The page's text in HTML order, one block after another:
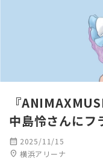
『
中島怜さんにフ
calendar_month 2025/11/15
location_on 横浜アリーナ